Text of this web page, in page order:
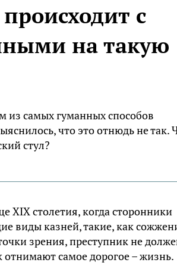
с
на такую
из самых гуманных способов
что это отнюдь не так.
стул?
XIX столетия, когда сторонники
виды казней, такие, как
зрения, преступник не
отнимают самое дорогое – жизнь.